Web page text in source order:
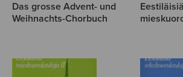
Das grosse Advent- und
Weihnachts-Chorbuch
Eestiläisiä